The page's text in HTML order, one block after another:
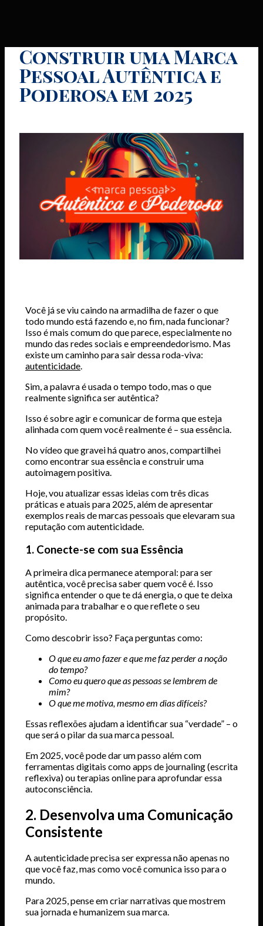
Construir uma Marca
Pessoal Autêntica e
Poderosa em 2025
Você já se viu caindo na armadilha de fazer o que
todo mundo está fazendo e, no fim, nada funcionar?
Isso é mais comum do que parece, especialmente no
mundo das redes sociais e empreendedorismo. Mas
existe um caminho para sair dessa roda-viva:
autenticidade.
Sim, a palavra é usada o tempo todo, mas o que
realmente significa ser autêntica?
Isso é sobre agir e comunicar de forma que esteja
alinhada com quem você realmente é – sua essência.
No vídeo que gravei há quatro anos, compartilhei
como encontrar sua essência e construir uma
autoimagem positiva.
Hoje, vou atualizar essas ideias com três dicas
práticas e atuais para 2025, além de apresentar
exemplos reais de marcas pessoais que elevaram sua
reputação com autenticidade.
1. Conecte-se com sua Essência
A primeira dica permanece atemporal: para ser
autêntica, você precisa saber quem você é. Isso
significa entender o que te dá energia, o que te deixa
animada para trabalhar e o que reflete o seu
propósito.
Como descobrir isso? Faça perguntas como:
O que eu amo fazer e que me faz perder a noção
do tempo?
Como eu quero que as pessoas se lembrem de
mim?
O que me motiva, mesmo em dias difíceis?
Essas reflexões ajudam a identificar sua “verdade” – o
que será o pilar da sua marca pessoal.
Em 2025, você pode dar um passo além com
ferramentas digitais como apps de journaling (escrita
reflexiva) ou terapias online para aprofundar essa
autoconsciência.
2. Desenvolva uma Comunicação
Consistente
A autenticidade precisa ser expressa não apenas no
que você faz, mas como você comunica isso para o
mundo.
Para 2025, pense em criar narrativas que mostrem
sua jornada e humanizem sua marca.